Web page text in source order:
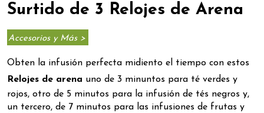
Surtido de 3 Relojes de Arena
Accesorios y Más >
Obten la infusión perfecta midiento el tiempo con estos
Relojes de arena uno de 3 minuntos para té verdes y
rojos, otro de 5 minutos para la infusión de tés negros y,
un tercero, de 7 minutos para las infusiones de frutas y